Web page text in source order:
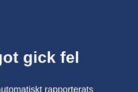
gick fel
rapporterats